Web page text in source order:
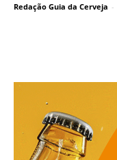
Redação Guia da Cerveja -